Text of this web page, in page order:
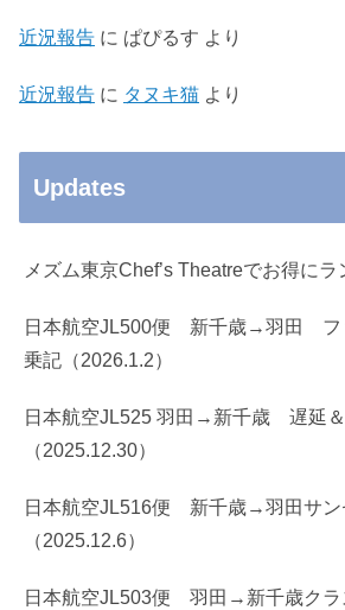
近況報告 に ぱぴるす より
近況報告 に タヌキ猫 より
Updates
メズム東京Chef’s Theatreでお得にラ
日本航空JL500便 新千歳→羽田 フ
乗記（2026.1.2）
日本航空JL525 羽田→新千歳 遅延
（2025.12.30）
日本航空JL516便 新千歳→羽田サン
（2025.12.6）
日本航空JL503便 羽田→新千歳クラ